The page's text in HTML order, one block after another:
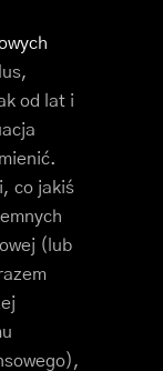
od lat i
co jakiś
(lub